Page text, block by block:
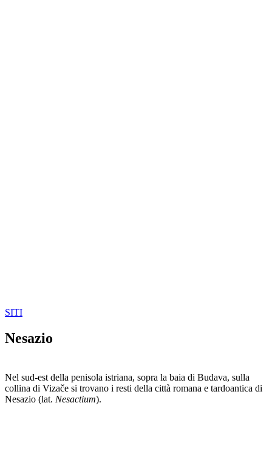
SITI
Nesazio
Nel sud-est della penisola istriana, sopra la baia di Budava, sulla
collina di Vizače si trovano i resti della città romana e tardoantica di
Nesazio (lat. Nesactium).